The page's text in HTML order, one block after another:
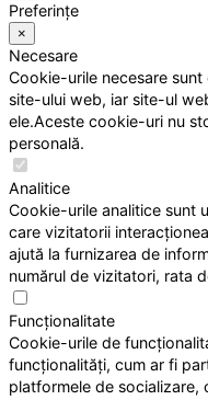
Preferințe
×
Necesare
Cookie-urile necesare
site-ului web, iar site-ul
ele.Aceste cookie-uri nu
personală.
Analitice
Cookie-urile analitice sunt
care vizitatorii
ajută la furnizarea de
numărul de vizitatori, rata
Funcționalitate
Cookie-urile de
funcționalități, cum ar fi
platformele de